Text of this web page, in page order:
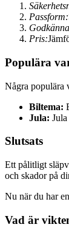
Passform:
Pris:
Populära
Några populära
Biltema:
Jula:
Slutsats
Ett pålitligt
och skador på
Nu när du har
Vad är